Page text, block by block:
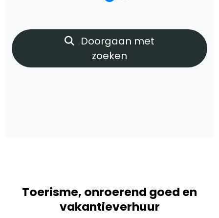
Doorgaan met
zoeken
Toerisme, onroerend goed en
vakantieverhuur